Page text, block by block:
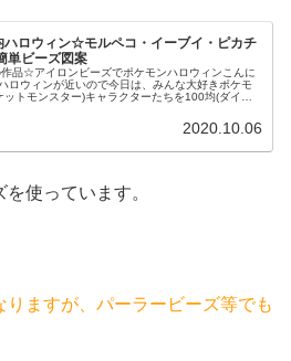
ハロウィン☆モルペコ・イーブイ・ピカチ
単ビーズ図案
品☆アイロンビーズでポケモンハロウィンこんに
ロウィンが近いので今日は、みんな大好きポケモ
ットモンスター)キャラクターたちを100均(ダイソ
2020.10.06
使っています。
ますが、パーラービーズ等でも